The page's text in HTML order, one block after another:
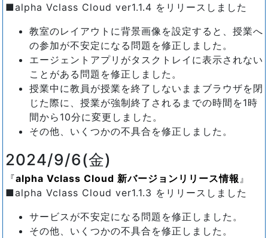
■alpha Vclass Cloud ver1.1.4 をリリースしました
教室のレイアウトに背景画像を設定すると、授業へ
の参加が不安定になる問題を修正しました。
エージェントアプリがタスクトレイに表示されない
ことがある問題を修正しました。
授業中に教員が授業を終了しないままブラウザを閉
じた際に、授業が強制終了されるまでの時間を1時
間から10分に変更しました。
その他、いくつかの不具合を修正しました。
2024/9/6(金)
alpha Vclass Cloud 新バージョンリリース情報
■alpha Vclass Cloud ver1.1.3 をリリースしました
サービスが不安定になる問題を修正しました。
その他、いくつかの不具合を修正しました。